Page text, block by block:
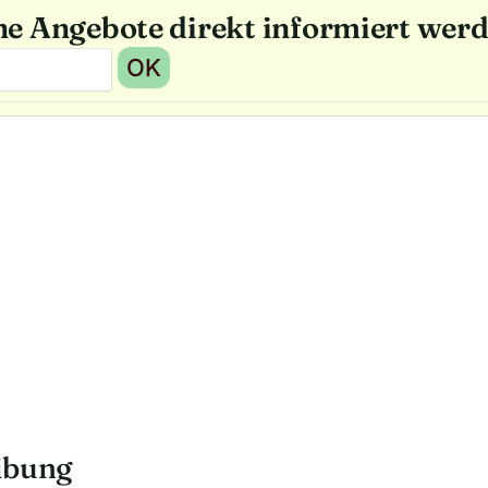
Angebote direkt informiert
OK